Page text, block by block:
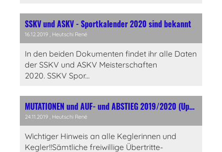
SSKV und ASKV - Sportkalender 2020 sind bekannt
16.12.2019 , Heutschi René
In den beiden Dokumenten findet ihr alle Daten
der SSKV und ASKV Meisterschaften
2020. SSKV Spor...
MUTATIONEN und AUF- und ABSTIEG 2019/2020 (Update von 24.11.19)
24.11.2019 , Heutschi René
Wichtiger Hinweis an alle Keglerinnen und
Kegler!!Sämtliche freiwillige Übertritte-